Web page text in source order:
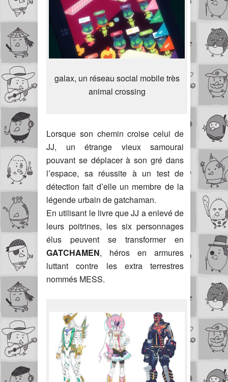
galax, un réseau social mobile très
animal crossing
Lorsque son chemin croise celui de
JJ, un étrange vieux samourai
pouvant se déplacer à son gré dans
l’espace, sa réussite à un test de
détection fait d’elle un membre de la
légende urbain de gatchaman.
En utilisant le livre que JJ a enlevé de
leurs poitrines, les six personnages
élus peuvent se transformer en
GATCHAMEN, héros en armures
luttant contre les extra terrestres
nommés MESS.